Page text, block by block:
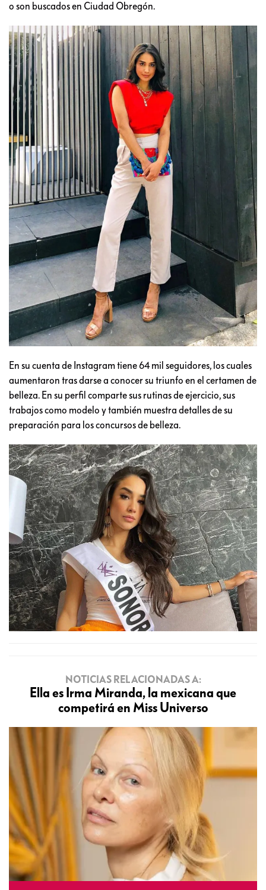
o son buscados en Ciudad Obregón.
En su cuenta de Instagram tiene 64 mil seguidores, los cuales
aumentaron tras darse a conocer su triunfo en el certamen de
belleza. En su perfil comparte sus rutinas de ejercicio, sus
trabajos como modelo y también muestra detalles de su
preparación para los concursos de belleza.
NOTICIAS RELACIONADAS A:
Ella es Irma Miranda, la mexicana que
competirá en Miss Universo